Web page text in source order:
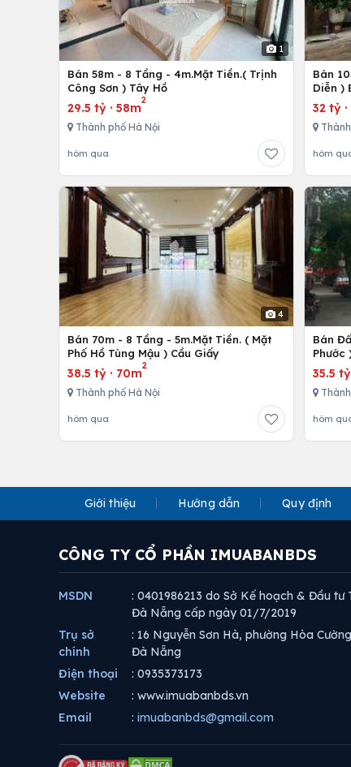
1
Bán 58m - 8 Tầng - 4m.Mặt Tiền.( Trịnh
Công Sơn ) Tây Hồ
29.5 tỷ · 58m
2
Thành phố Hà Nội
hôm qua
Bán
Diễn )
32 tỷ ·
hôm
4
Bán 70m - 8 Tầng - 5m.Mặt Tiền. ( Mặt
Phố Hồ Tùng Mậu ) Cầu Giấy
38.5 tỷ · 70m
2
Thành phố Hà Nội
hôm qua
Bán
Phước
35.5 tỷ
hôm
Giới thiệu Hướng dẫn Quy định
CÔNG TY CỔ PHẦN IMUABANBDS
MSDN
: 0401986213 do Sở Kế hoạch & Đầu tư
Đà Nẵng cấp ngày 01/7/2019
Trụ sở
chính
: 16 Nguyễn Sơn Hà, phường Hòa
Đà Nẵng
Điện thoại
: 0935373173
Website
: www.imuabanbds.vn
Email
: imuabanbds@gmail.com